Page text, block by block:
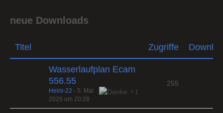
neue Downloads
Titel Zugriffe
Wasserlaufplan Ecam
556.55
1
Heini-22 - 5. Mai
2026 um 20:28
255